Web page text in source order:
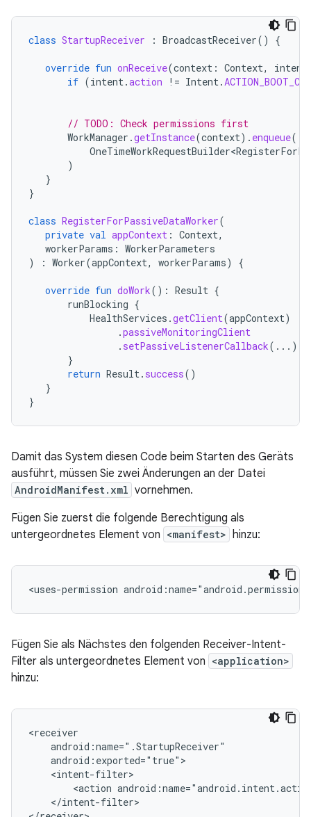
class StartupReceiver : BroadcastReceiver() {
override fun onReceive(context : Context, intent
if (intent.action != Intent.
// TODO: Check permissions first
WorkManager .getInstance(context). enqueue(
)
}
}
class RegisterForPassiveDataWorker(
private val appContext : Context,
workerParams : WorkerParameters
)
: Worker(appContext, workerParams) {
override fun doWork(): Result {
runBlocking {
HealthServices .getClient(appContext)
.passiveMonitoringClient
. setPassiveListenerCallback(...)
}
return Result. success()
}
}
Damit das System diesen Code beim Starten des Geräts
ausführt, müssen Sie zwei Änderungen an der Datei
AndroidManifest.xml vornehmen.
Fügen Sie zuerst die folgende Berechtigung als
untergeordnetes Element von <manifest> hinzu:
<uses-permission
Fügen Sie als Nächstes den folgenden Receiver-Intent-
Filter als untergeordnetes Element von <application>
hinzu:
<action
</intent-filter>